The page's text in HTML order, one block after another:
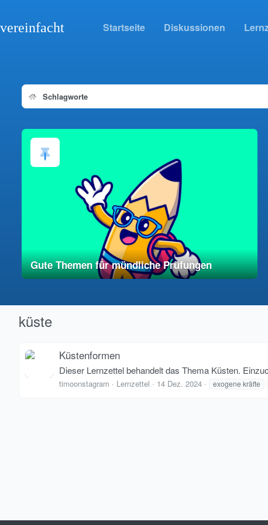
vereinfacht Startseite Diskussionen
Schlagworte
Gute Themen für mündliche Prüfungen
küste
Küstenformen
Dieser Lernzettel behandelt das Thema Küsten.
timoonstagram Lernzettel 14 Dez. 2024 exogene kräfte